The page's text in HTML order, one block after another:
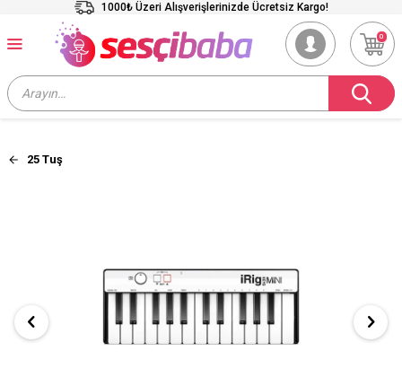
1000₺ Üzeri Alışverişlerinizde Ücretsiz Kargo!
0
25 Tuş